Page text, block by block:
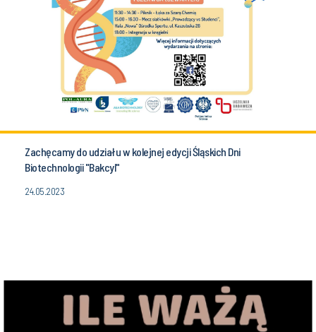
Zachęcamy do udziału w kolejnej edycji Śląskich Dni
Biotechnologii "Bakcyl"
24.05.2023